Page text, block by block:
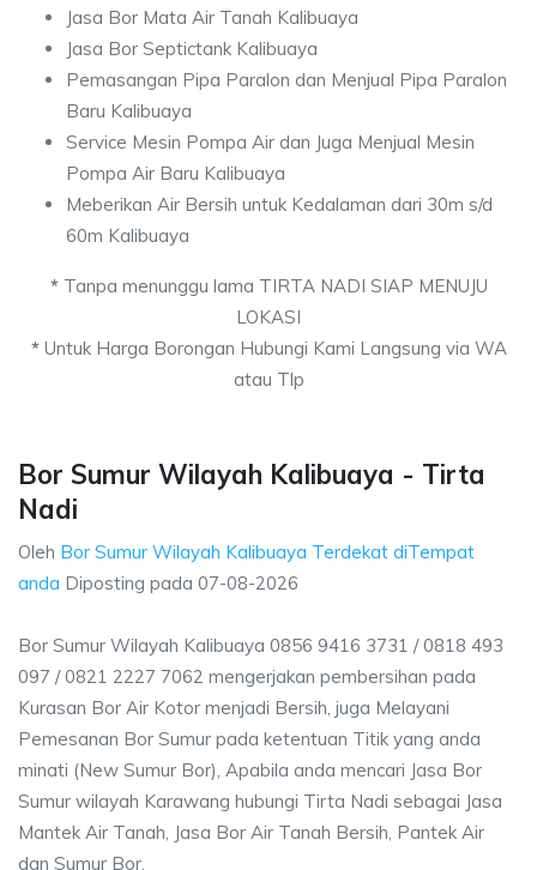
Jasa Bor Mata Air Tanah Kalibuaya
Jasa Bor Septictank Kalibuaya
Pemasangan Pipa Paralon dan Menjual Pipa Paralon
Baru Kalibuaya
Service Mesin Pompa Air dan Juga Menjual Mesin
Pompa Air Baru Kalibuaya
Meberikan Air Bersih untuk Kedalaman dari 30m s/d
60m Kalibuaya
*Tanpa menunggu lama TIRTA NADI SIAP MENUJU
LOKASI
*Untuk Harga Borongan Hubungi Kami Langsung via WA
atau Tlp
Bor Sumur Wilayah Kalibuaya - Tirta
Nadi
Oleh Bor Sumur Wilayah Kalibuaya Terdekat diTempat
anda Diposting pada 07-08-2026
Bor Sumur Wilayah Kalibuaya 0856 9416 3731 / 0818 493
097 / 0821 2227 7062 mengerjakan pembersihan pada
Kurasan Bor Air Kotor menjadi Bersih, juga Melayani
Pemesanan Bor Sumur pada ketentuan Titik yang anda
minati (New Sumur Bor), Apabila anda mencari Jasa Bor
Sumur wilayah Karawang hubungi Tirta Nadi sebagai Jasa
Mantek Air Tanah, Jasa Bor Air Tanah Bersih, Pantek Air
dan Sumur Bor.